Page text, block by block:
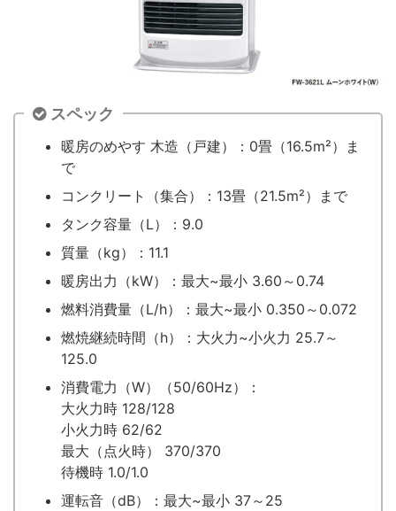
スペック
暖房のめやす 木造（戸建）：0畳（16.5m²）ま
で
コンクリート（集合）：13畳（21.5m²）まで
タンク容量（L）：9.0
質量（kg）：11.1
暖房出力（kW）：最大~最小 3.60～0.74
燃料消費量（L/h）：最大~最小 0.350～0.072
燃焼継続時間（h）：大火力~小火力 25.7～
125.0
消費電力（W）（50/60Hz）：
大火力時 128/128
小火力時 62/62
最大（点火時） 370/370
待機時 1.0/1.0
運転音（dB）：最大~最小 37～25